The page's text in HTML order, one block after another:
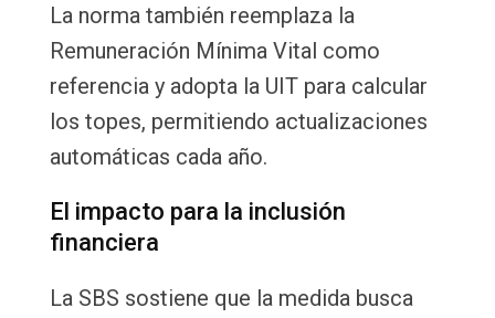
La norma también reemplaza la
Remuneración Mínima Vital como
referencia y adopta la UIT para calcular
los topes, permitiendo actualizaciones
automáticas cada año.
El impacto para la inclusión
financiera
La SBS sostiene que la medida busca